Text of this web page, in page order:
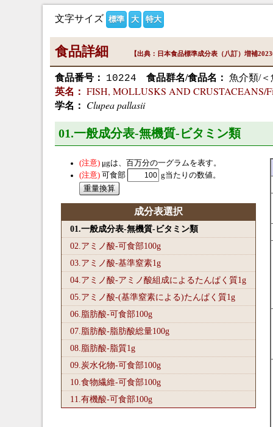
文字サイズ 標準 大 特大
食品詳細 【出典：日本食品標準成分表（八訂）増補
食品番号： 10224 食品群名/食品名： 魚介類/
英名： FISH, MOLLUSKS AND CRUSTACEANS/
学名： Clupea pallasii
01.一般成分表-無機質-ビタミン類
μgは、百万分の一グラムを表す。
可食部
g当たりの数値。
成分表選択
01.一般成分表-無機質-ビタミン類
02.アミノ酸-可食部100g
03.アミノ酸-基準窒素1g
04.アミノ酸-アミノ酸組成によるたんぱく質1g
05.アミノ酸-(基準窒素による)たんぱく質1g
06.脂肪酸-可食部100g
07.脂肪酸-脂肪酸総量100g
08.脂肪酸-脂質1g
09.炭水化物-可食部100g
10.食物繊維-可食部100g
11.有機酸-可食部100g